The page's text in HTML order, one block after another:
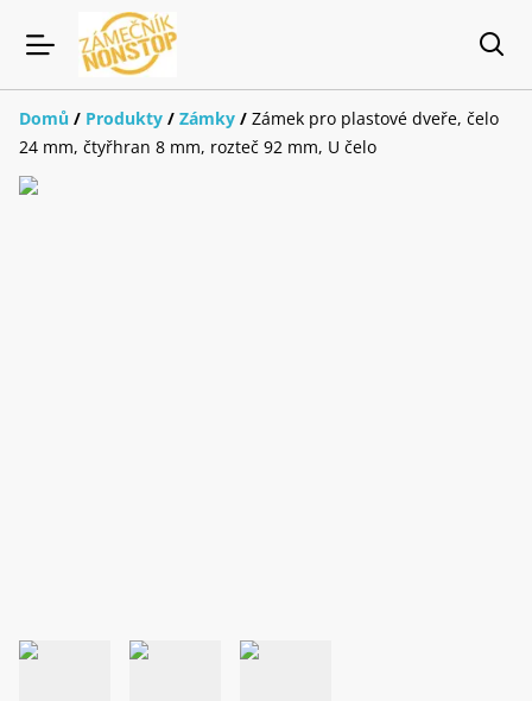
Domů / Produkty / Zámky / Zámek pro plastové dveře, čelo
24 mm, čtyřhran 8 mm, rozteč 92 mm, U čelo